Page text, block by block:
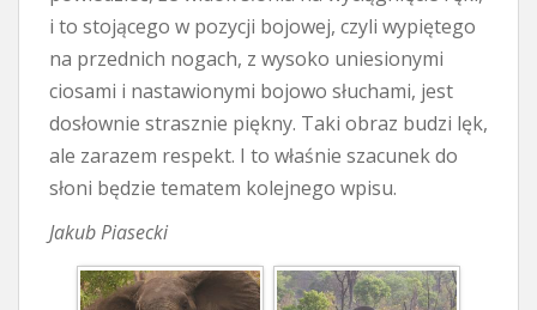
i to stojącego w pozycji bojowej, czyli wypiętego
na przednich nogach, z wysoko uniesionymi
ciosami i nastawionymi bojowo słuchami, jest
dosłownie strasznie piękny. Taki obraz budzi lęk,
ale zarazem respekt. I to właśnie szacunek do
słoni będzie tematem kolejnego wpisu.
Jakub Piasecki